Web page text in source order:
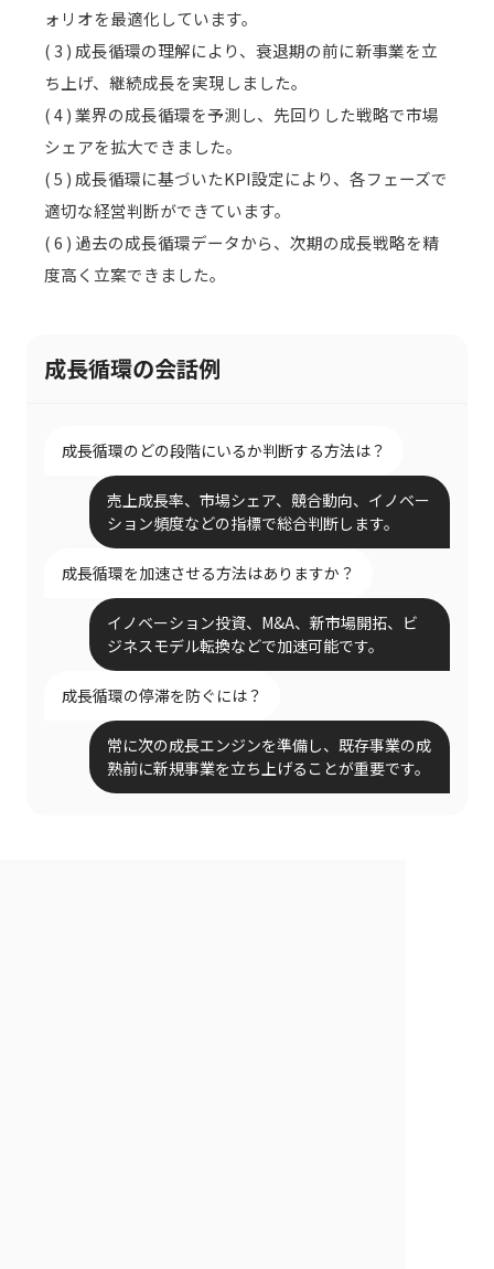
ォリオを最適化しています。
( 3 ) 成長循環の理解により、衰退期の前に新事業を立
ち上げ、継続成長を実現しました。
( 4 ) 業界の成長循環を予測し、先回りした戦略で市場
シェアを拡大できました。
( 5 ) 成長循環に基づいたKPI設定により、各フェーズで
適切な経営判断ができています。
( 6 ) 過去の成長循環データから、次期の成長戦略を精
度高く立案できました。
成長循環の会話例
成長循環のどの段階にいるか判断する方法は？
売上成長率、市場シェア、競合動向、イノベー
ション頻度などの指標で総合判断します。
成長循環を加速させる方法はありますか？
イノベーション投資、M&A、新市場開拓、ビ
ジネスモデル転換などで加速可能です。
成長循環の停滞を防ぐには？
常に次の成長エンジンを準備し、既存事業の成
熟前に新規事業を立ち上げることが重要です。